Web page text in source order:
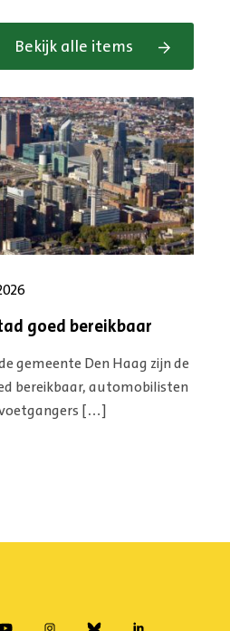
Bekijk alle items
goed bereikbaar
gemeente Den Haag zijn de
bereikbaar, automobilisten
[…]
Youtube InstagramBluesky